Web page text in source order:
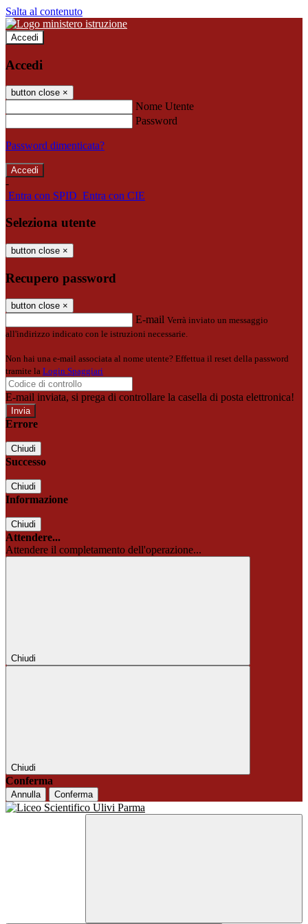
Salta al contenuto
Accedi
Accedi
button close ×
Nome Utente
Password
Password dimenticata?
-
Entra con SPID Entra con CIE
Seleziona utente
button close ×
Recupero password
button close ×
E-mail Verrà inviato un messaggio
all'indirizzo indicato con le istruzioni necessarie.
Non hai una e-mail associata al nome utente? Effettua il reset della password
tramite la Login Spaggiari
E-mail inviata, si prega di controllare la casella di posta elettronica!
Errore
Chiudi
Successo
Chiudi
Informazione
Chiudi
Attendere...
Attendere il completamento dell'operazione...
Chiudi
Chiudi
Conferma
Annulla Conferma